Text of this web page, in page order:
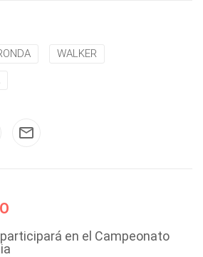
WALKER
en el Campeonato